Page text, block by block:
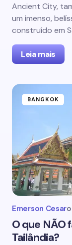
Ancient City,
um imenso,
construído em
Leia mais
BANGKOK
Emerson Cesar
O que NÃO
Tailândia?